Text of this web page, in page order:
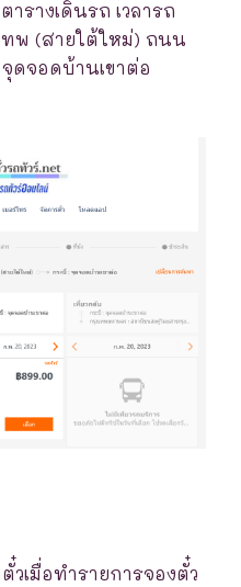
รางเดินรถ เวลารถ
ทพ (สายใต้ใหม่) ถนน
ดจอดบ้านเขาต่อ
วเมื่อทำรายการจองตั๋ว